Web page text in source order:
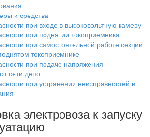
и средства
при входе в высоковольтную камеру
при поднятии токоприемника
при самостоятельной работе секции
токоприемнике
при подаче напряжения
сети депо
при устранении неисправностей в
электровоза к запуску